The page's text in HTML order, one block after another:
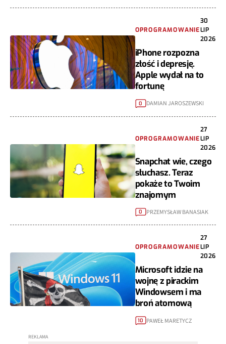
OPROGRAMOWANIE
30
LIP
2026
iPhone rozpozna
złość i depresję.
Apple wydał na to
fortunę
0 DAMIAN JAROSZEWSKI
OPROGRAMOWANIE
27
LIP
2026
Snapchat wie, czego
słuchasz. Teraz
pokaże to Twoim
znajomym
0 PRZEMYSŁAW BANASIAK
OPROGRAMOWANIE
27
LIP
2026
Microsoft idzie na
wojnę z pirackim
Windowsem i ma
broń atomową
10 PAWEŁ MARETYCZ